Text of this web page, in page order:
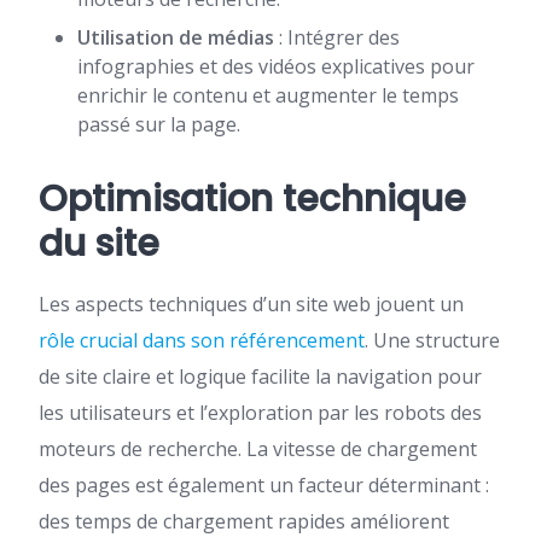
Utilisation de médias : Intégrer des
infographies et des vidéos explicatives pour
enrichir le contenu et augmenter le temps
passé sur la page.
Optimisation technique
du site
Les aspects techniques d’un site web jouent un
rôle crucial dans son référencement. Une structure
de site claire et logique facilite la navigation pour
les utilisateurs et l’exploration par les robots des
moteurs de recherche. La vitesse de chargement
des pages est également un facteur déterminant :
des temps de chargement rapides améliorent